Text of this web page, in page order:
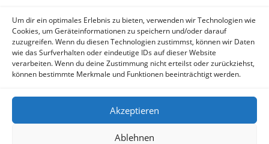
Um dir ein optimales Erlebnis zu bieten, verwenden wir Technologien wie
Cookies, um Geräteinformationen zu speichern und/oder darauf
zuzugreifen. Wenn du diesen Technologien zustimmst, können wir Daten
wie das Surfverhalten oder eindeutige IDs auf dieser Website
verarbeiten. Wenn du deine Zustimmung nicht erteilst oder zurückziehst,
können bestimmte Merkmale und Funktionen beeinträchtigt werden.
Akzeptieren
Ablehnen
Vorname*